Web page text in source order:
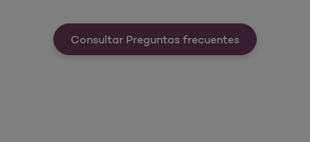
Consultar Preguntas frecuentes